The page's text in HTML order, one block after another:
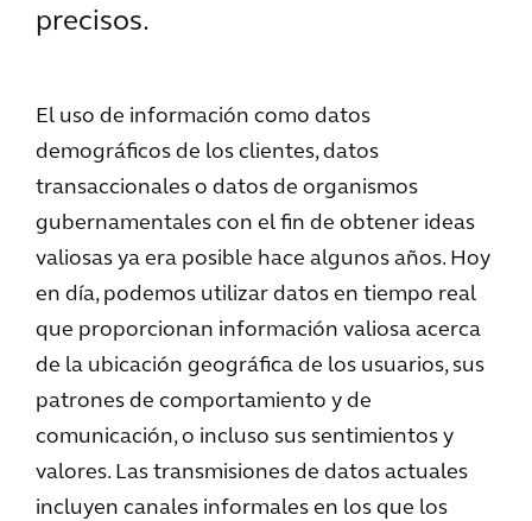
precisos.
El uso de información como datos
demográficos de los clientes, datos
transaccionales o datos de organismos
gubernamentales con el fin de obtener ideas
valiosas ya era posible hace algunos años. Hoy
en día, podemos utilizar datos en tiempo real
que proporcionan información valiosa acerca
de la ubicación geográfica de los usuarios, sus
patrones de comportamiento y de
comunicación, o incluso sus sentimientos y
valores. Las transmisiones de datos actuales
incluyen canales informales en los que los